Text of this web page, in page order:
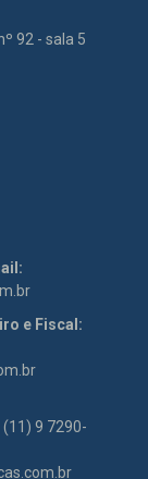
92 - sala 5
e Fiscal:
9 7290-